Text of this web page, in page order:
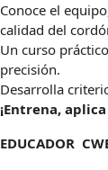
Conoce el
calidad del
Un curso
precisión.
Desarrolla
¡Entrena,
EDUCADOR